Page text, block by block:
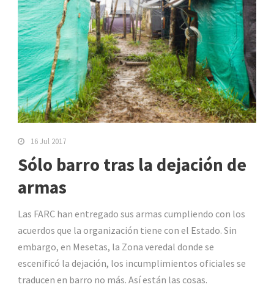
16 Jul 2017
Sólo barro tras la dejación de
armas
Las FARC han entregado sus armas cumpliendo con los
acuerdos que la organización tiene con el Estado. Sin
embargo, en Mesetas, la Zona veredal donde se
escenificó la dejación, los incumplimientos oficiales se
traducen en barro no más. Así están las cosas.